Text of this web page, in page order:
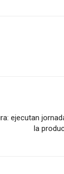
ejecutan
la